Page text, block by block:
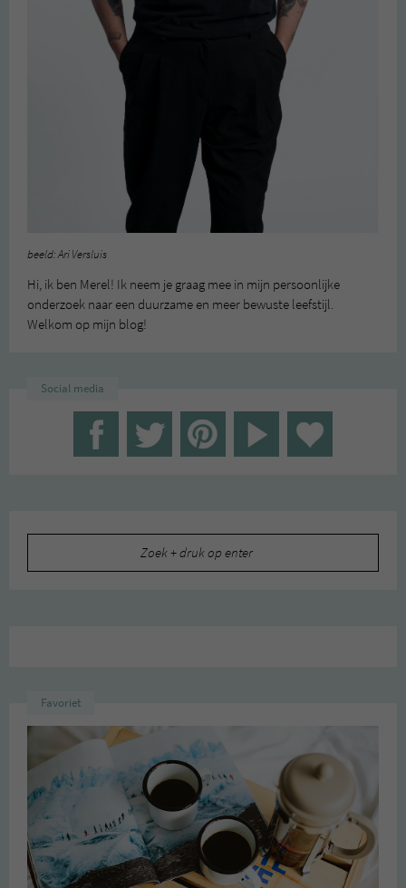
beeld: Ari Versluis
Hi, ik ben Merel! Ik neem je graag mee in mijn persoonlijke
onderzoek naar een duurzame en meer bewuste leefstijl.
Welkom op mijn blog!
Social media
Favoriet